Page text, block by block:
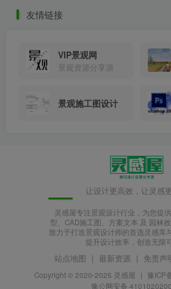
友情链接
VIP景观网
景观资源分享源
景观施工图设计
让设计更高效，让灵感
灵感屋专注景观设计行业，为您提
型、CAD施工图、方案文本 及 园林
致力于打造景观设计师的首选灵感库
提升设计效率，创造无限
站点地图 | 最新资源 | 免责声
Copyright © 2020-2025 灵感屋 | 豫ICP
豫公网安备